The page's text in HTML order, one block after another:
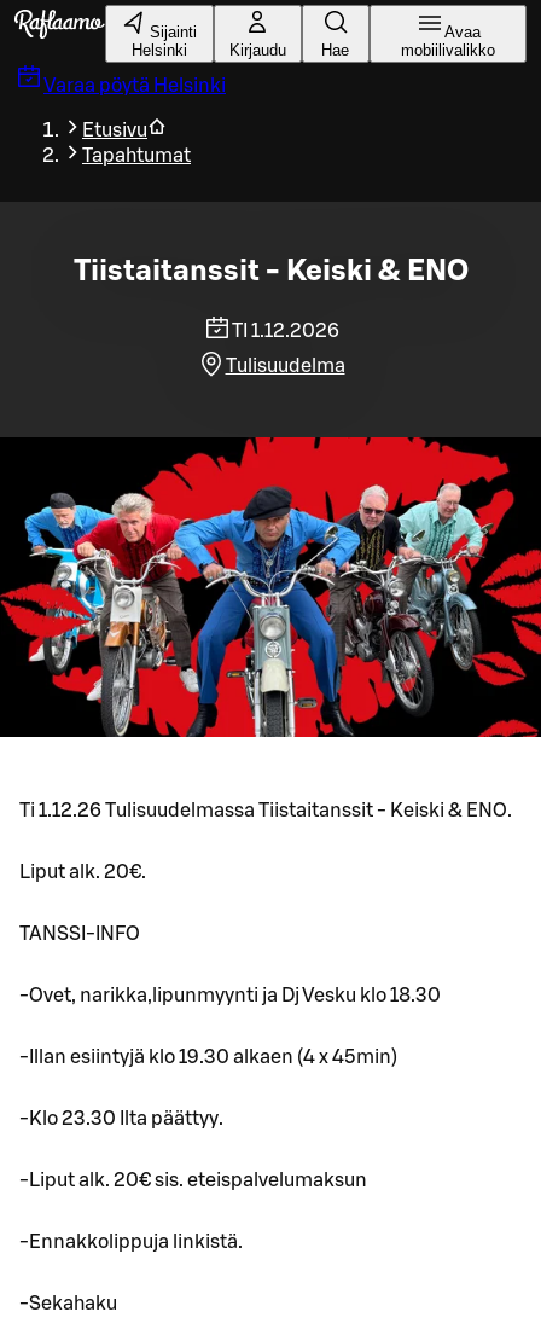
Siirry pääsisältöön
Sijainti
Helsinki
Kirjaudu Hae
Avaa
mobiilivalikko
Varaa pöytä Helsinki
Etusivu
Tapahtumat
Tiistaitanssit - Keiski & ENO
TI 1.12.2026
Tulisuudelma
Ti 1.12.26 Tulisuudelmassa Tiistaitanssit - Keiski & ENO.
Liput alk. 20€.
TANSSI-INFO
-Ovet, narikka,lipunmyynti ja Dj Vesku klo 18.30
-Illan esiintyjä klo 19.30 alkaen (4 x 45min)
-Klo 23.30 Ilta päättyy.
-Liput alk. 20€ sis. eteispalvelumaksun
-Ennakkolippuja linkistä.
-Sekahaku